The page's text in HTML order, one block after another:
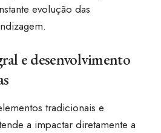
evolução das
e desenvolvimento
tradicionais e
a impactar diretamente a